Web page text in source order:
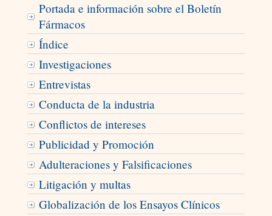
Portada e información sobre el Boletín
Fármacos
Índice
Investigaciones
Entrevistas
Conducta de la industria
Conflictos de intereses
Publicidad y Promoción
Adulteraciones y Falsificaciones
Litigación y multas
Globalización de los Ensayos Clínicos